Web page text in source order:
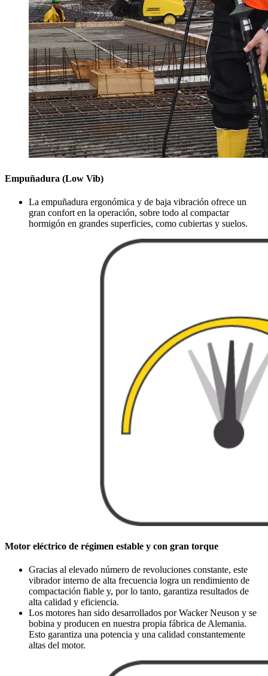
Empuñadura (Low Vib)
La empuñadura ergonómica y de baja vibración ofrece un
gran confort en la operación, sobre todo al compactar
hormigón en grandes superficies, como cubiertas y suelos.
Motor eléctrico de régimen estable y con gran torque
Gracias al elevado número de revoluciones constante, este
vibrador interno de alta frecuencia logra un rendimiento de
compactación fiable y, por lo tanto, garantiza resultados de
alta calidad y eficiencia.
Los motores han sido desarrollados por Wacker Neuson y se
bobina y producen en nuestra propia fábrica de Alemania.
Esto garantiza una potencia y una calidad constantemente
altas del motor.